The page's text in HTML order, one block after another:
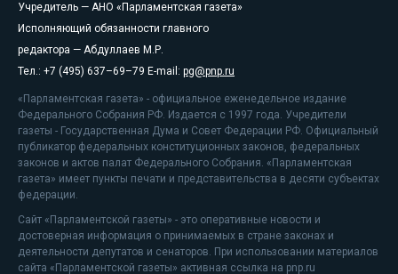
Учредитель — АНО «Парламентская газета»
Исполняющий обязанности главного
редактора — Абдуллаев М.Р.
Тел.: +7 (495) 637–69–79 E-mail: pg@pnp.ru
«Парламентская газета» - официальное еженедельное издание
Федерального Собрания РФ. Издается с 1997 года. Учредители
газеты - Государственная Дума и Совет Федерации РФ. Официальный
публикатор федеральных конституционных законов, федеральных
законов и актов палат Федерального Собрания. «Парламентская
газета» имеет пункты печати и представительства в десяти субъектах
федерации.
Сайт «Парламентской газеты» - это оперативные новости и
достоверная информация о принимаемых в стране законах и
деятельности депутатов и сенаторов. При использовании материалов
сайта «Парламентской газеты» активная ссылка на pnp.ru